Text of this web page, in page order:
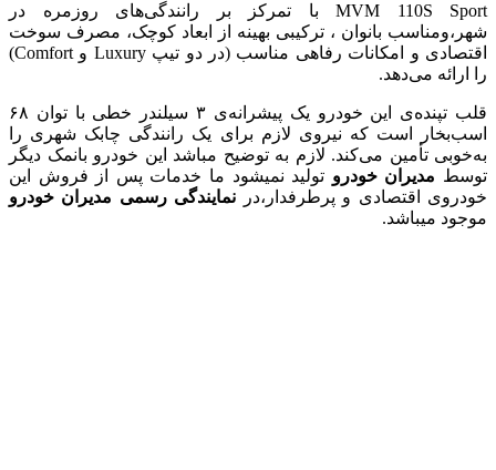
MVM 110S Sport با تمرکز بر رانندگی‌های روزمره در
شهر،ومناسب بانوان ، ترکیبی بهینه از ابعاد کوچک، مصرف سوخت
اقتصادی و امکانات رفاهی مناسب (در دو تیپ Luxury و Comfort)
را ارائه می‌دهد.
قلب تپنده‌ی این خودرو یک پیشرانه‌ی ۳ سیلندر خطی با توان ۶۸
اسب‌بخار است که نیروی لازم برای یک رانندگی چابک شهری را
به‌خوبی تأمین می‌کند. لازم به توضیح مباشد این خودرو بانمک دیگر
توسط مدیران خودرو تولید نمیشود ما خدمات پس از فروش این
خودروی اقتصادی و پرطرفدار،در نمایندگی رسمی مدیران خودرو
موجود میباشد.